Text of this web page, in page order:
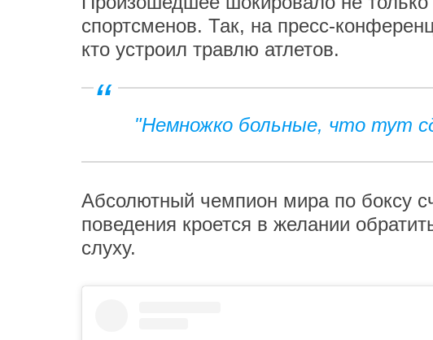
спортсменов. Так, на пресс-
кто устроил травлю атлетов.
"Немножко больные, что тут
Абсолютный чемпион мира по боксу
поведения кроется в желании
слуху.